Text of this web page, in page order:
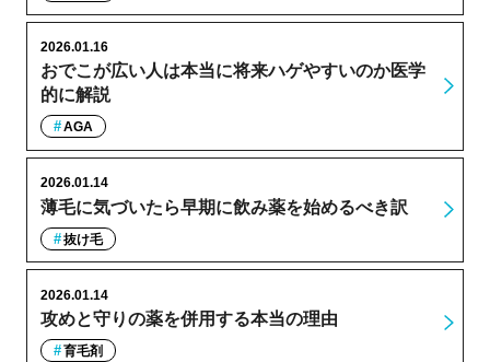
おでこが広い人は本当に将来ハゲやすいのか医学
的に解説
2026.01.16
AGA
薄毛に気づいたら早期に飲み薬を始めるべき訳
2026.01.14
抜け毛
攻めと守りの薬を併用する本当の理由
2026.01.14
育毛剤